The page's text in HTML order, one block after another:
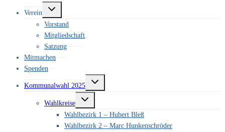
Verein
Untermenü
umschalten
Vorstand
Mitgliedschaft
Satzung
Mitmachen
Spenden
Kommunalwahl 2025
Untermenü
umschalten
Wahlkreise
Untermenü
umschalten
Wahlbezirk 1 – Hubert Bleß
Wahlbezirk 2 – Marc Hunkenschröder